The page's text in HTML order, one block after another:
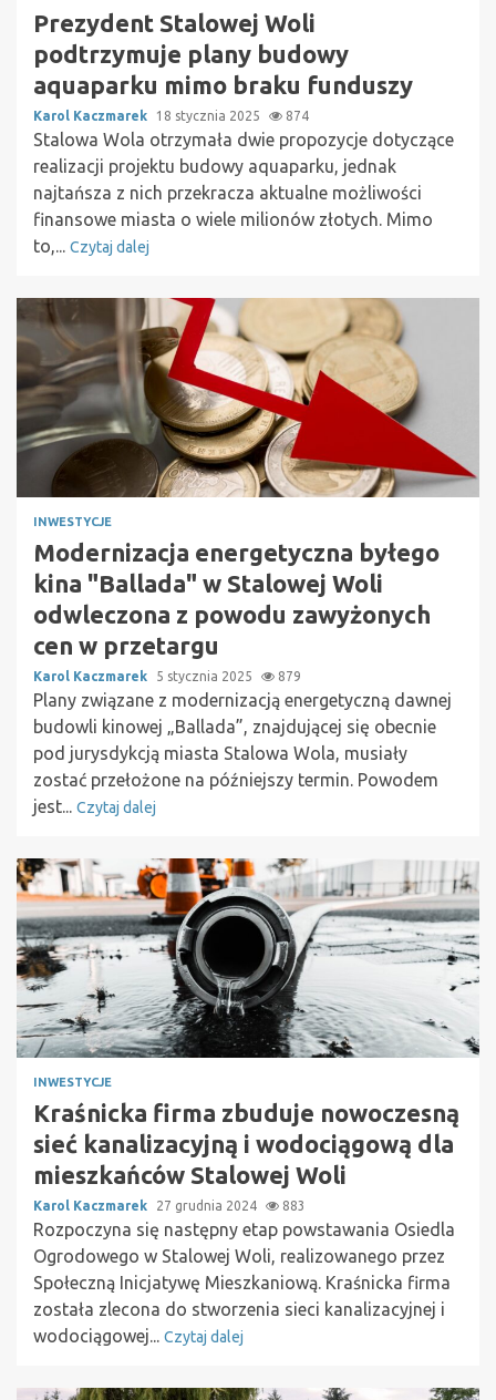
Prezydent Stalowej Woli
podtrzymuje plany budowy
aquaparku mimo braku funduszy
Karol Kaczmarek 18 stycznia 2025 874
Stalowa Wola otrzymała dwie propozycje dotyczące
realizacji projektu budowy aquaparku, jednak
najtańsza z nich przekracza aktualne możliwości
finansowe miasta o wiele milionów złotych. Mimo
to,... Czytaj dalej
INWESTYCJE
Modernizacja energetyczna byłego
kina "Ballada" w Stalowej Woli
odwleczona z powodu zawyżonych
cen w przetargu
Karol Kaczmarek 5 stycznia 2025 879
Plany związane z modernizacją energetyczną dawnej
budowli kinowej „Ballada”, znajdującej się obecnie
pod jurysdykcją miasta Stalowa Wola, musiały
zostać przełożone na późniejszy termin. Powodem
jest... Czytaj dalej
INWESTYCJE
Kraśnicka firma zbuduje nowoczesną
sieć kanalizacyjną i wodociągową dla
mieszkańców Stalowej Woli
Karol Kaczmarek 27 grudnia 2024 883
Rozpoczyna się następny etap powstawania Osiedla
Ogrodowego w Stalowej Woli, realizowanego przez
Społeczną Inicjatywę Mieszkaniową. Kraśnicka firma
została zlecona do stworzenia sieci kanalizacyjnej i
wodociągowej... Czytaj dalej